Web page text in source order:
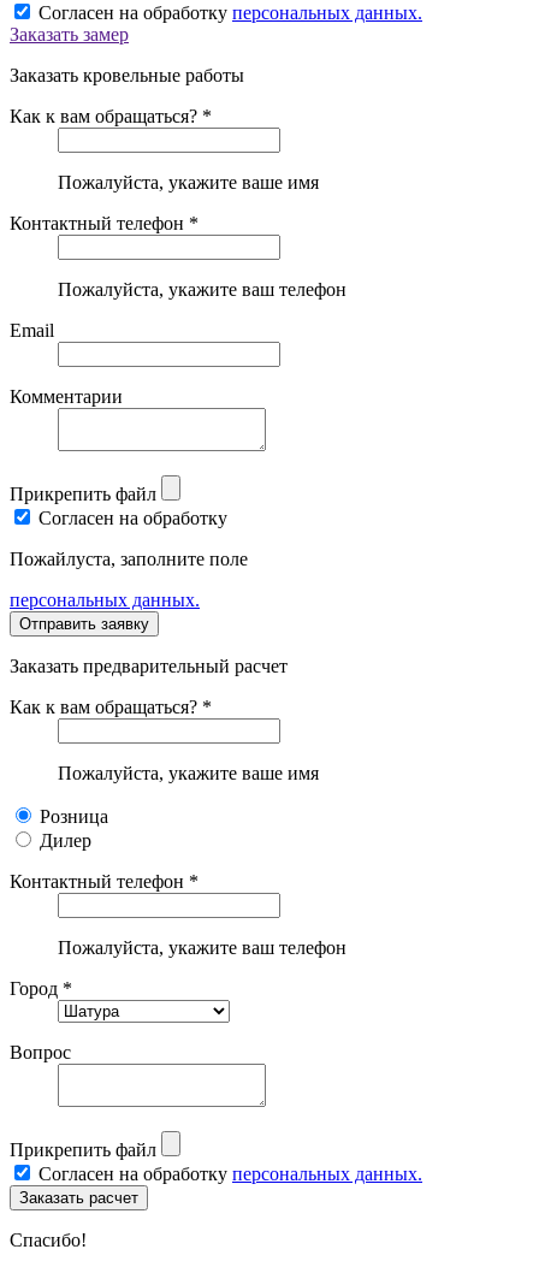
Согласен на обработку персональных данных.
Заказать замер
Заказать кровельные работы
Как к вам обращаться? *
Пожалуйста, укажите ваше имя
Контактный телефон *
Пожалуйста, укажите ваш телефон
Email
Комментарии
Прикрепить файл
Согласен на обработку
Пожайлуста, заполните поле
персональных данных.
Заказать предварительный расчет
Как к вам обращаться? *
Пожалуйста, укажите ваше имя
Розница
Дилер
Контактный телефон *
Пожалуйста, укажите ваш телефон
Город *
Вопрос
Прикрепить файл
Согласен на обработку персональных данных.
Спасибо!